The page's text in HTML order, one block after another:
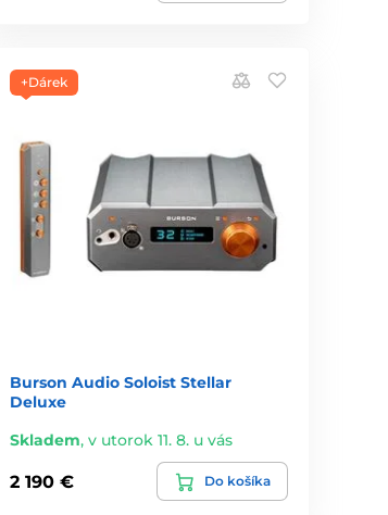
+Dárek
Burson Audio Soloist Stellar
Deluxe
Skladem,v utorok 11. 8. u vás
2 190 € Do košíka